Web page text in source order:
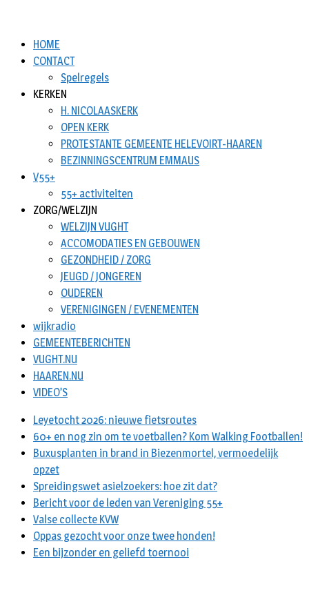
HOME
CONTACT
Spelregels
KERKEN
H. NICOLAASKERK
OPEN KERK
PROTESTANTE GEMEENTE HELEVOIRT-HAAREN
BEZINNINGSCENTRUM EMMAUS
V55+
55+ activiteiten
ZORG/WELZIJN
WELZIJN VUGHT
ACCOMODATIES EN GEBOUWEN
GEZONDHEID / ZORG
JEUGD / JONGEREN
OUDEREN
VERENIGINGEN / EVENEMENTEN
wijkradio
GEMEENTEBERICHTEN
VUGHT.NU
HAAREN.NU
VIDEO’S
Leyetocht 2026: nieuwe fietsroutes
60+ en nog zin om te voetballen? Kom Walking Footballen!
Buxusplanten in brand in Biezenmortel, vermoedelijk
opzet
Spreidingswet asielzoekers: hoe zit dat?
Bericht voor de leden van Vereniging 55+
Valse collecte KVW
Oppas gezocht voor onze twee honden!
Een bijzonder en geliefd toernooi